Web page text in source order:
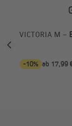
VICTORIA M –
-10% ab 17,99